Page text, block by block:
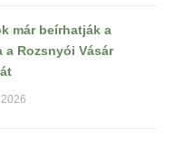
már beírhatják a
a Rozsnyói Vásár